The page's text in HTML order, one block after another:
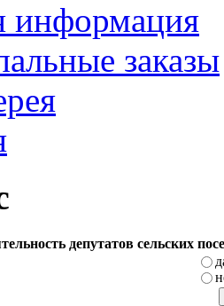
информация
заказы
депутатов сельских